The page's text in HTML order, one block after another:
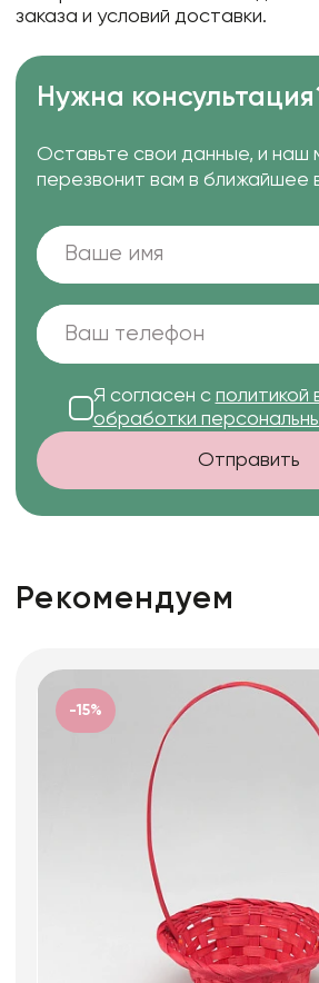
заказа и условий доставки.
Нужна
Оставьте свои данные, и наш
перезвонит вам в ближайшее
Я согласен с политикой
обработки
Отправить
Рекомендуем
-15%